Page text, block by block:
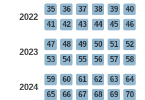
2022
35 36 37 38 39
40
41
42 43 44 45 46
2023
47 48 49 50 51
52
53
54 55 56 57 58
2024
59 60 61 62 63
64
65
66 67 68 69 70